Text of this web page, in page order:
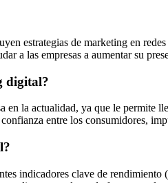
estrategias de marketing en
a las empresas a aumentar su
digital?
la actualidad, ya que le permite
entre los consumidores,
indicadores clave de